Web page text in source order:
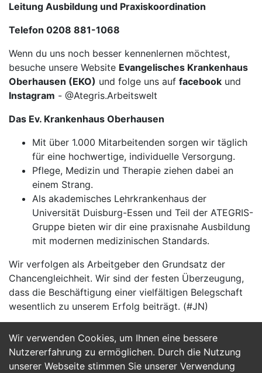
Wir verwenden Cookies, um Ihnen eine bessere
Nutzererfahrung zu ermöglichen. Durch die Nutzung
unserer Webseite stimmen Sie unserer Verwendung
Leitung Ausbildung und Praxiskoordination
Telefon 0208 881-1068
Wenn du uns noch besser kennenlernen möchtest,
besuche unsere Website Evangelisches Krankenhaus
Oberhausen (EKO) und folge uns auf facebook und
Instagram - @Ategris.Arbeitswelt
Das Ev. Krankenhaus Oberhausen
Mit über 1.000 Mitarbeitenden sorgen wir täglich
für eine hochwertige, individuelle Versorgung.
Pflege, Medizin und Therapie ziehen dabei an
einem Strang.
Als akademisches Lehrkrankenhaus der
Universität Duisburg-Essen und Teil der ATEGRIS-
Gruppe bieten wir dir eine praxisnahe Ausbildung
mit modernen medizinischen Standards.
Wir verfolgen als Arbeitgeber den Grundsatz der
Chancengleichheit. Wir sind der festen Überzeugung,
dass die Beschäftigung einer vielfältigen Belegschaft
wesentlich zu unserem Erfolg beiträgt. (#JN)
Jetzt Bewerben